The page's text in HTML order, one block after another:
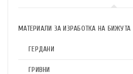
МАТЕРИАЛИ ЗА ИЗРАБОТКА НА БИЖУТА
ГЕРДАНИ
ГРИВНИ